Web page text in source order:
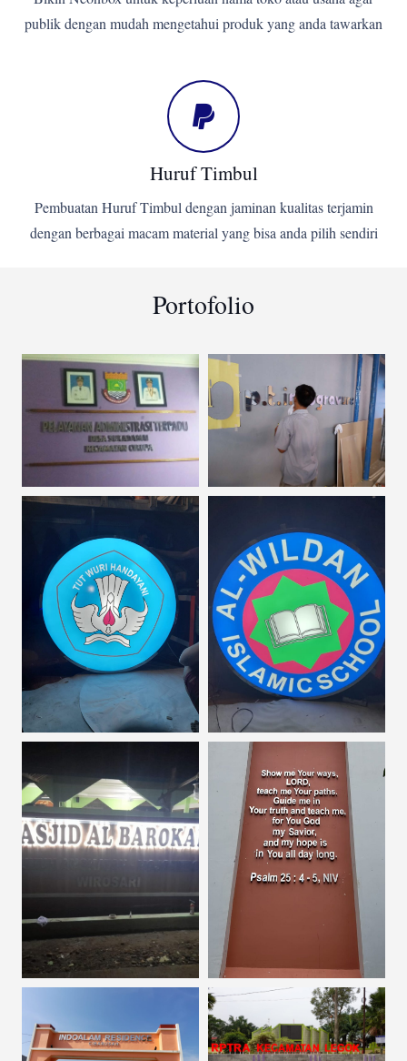
publik dengan mudah mengetahui produk yang anda tawarkan
Huruf Timbul
Pembuatan Huruf Timbul dengan jaminan kualitas terjamin
dengan berbagai macam material yang bisa anda pilih sendiri
Portofolio